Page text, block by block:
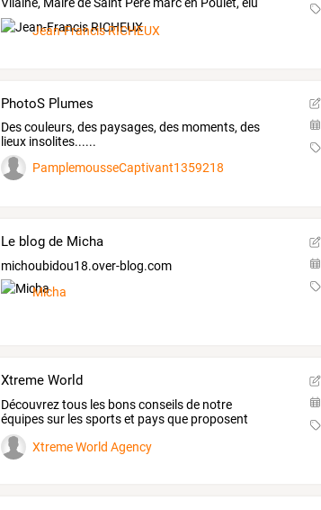
Vilaine, MairedeSaint Père marcen Poulet,élu
de
Jean-Francis RICHEUX
PhotoS Plumes
Des couleurs, des paysages, des moments, des
lieux insolites......
PamplemousseCaptivant1359218
Le blog de Micha
michoubidou18.over-blog.com
Micha
Xtreme World
Découvrez tous les bons conseils de notre
équipes sur les sports et pays que proposent
notre agence.
Xtreme World Agency